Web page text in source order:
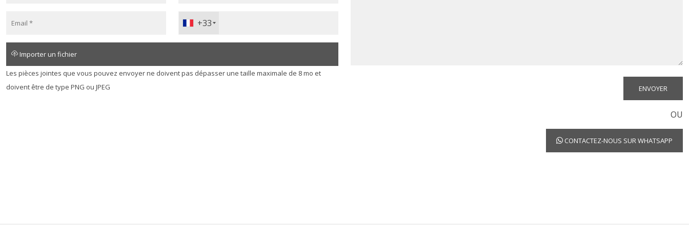
+33
Importer un fichier
Les pièces jointes que vous pouvez envoyer ne doivent pas dépasser une taille maximale de 8 mo et
doivent être de type PNG ou JPEG
OU
CONTACTEZ-NOUS SUR WHATSAPP